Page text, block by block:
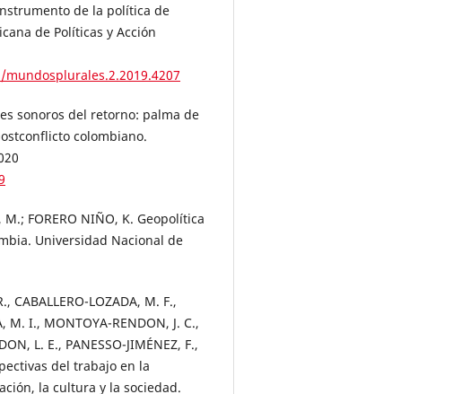
de la política de
de Políticas y Acción
sonoros del retorno: palma de
colombiano.
M.; FORERO NIÑO, K. Geopolítica
Universidad Nacional de
CABALLERO-LOZADA, M. F.,
M. I., MONTOYA-RENDON, J. C.,
L. E., PANESSO-JIMÉNEZ, F.,
del trabajo en la
la cultura y la sociedad.